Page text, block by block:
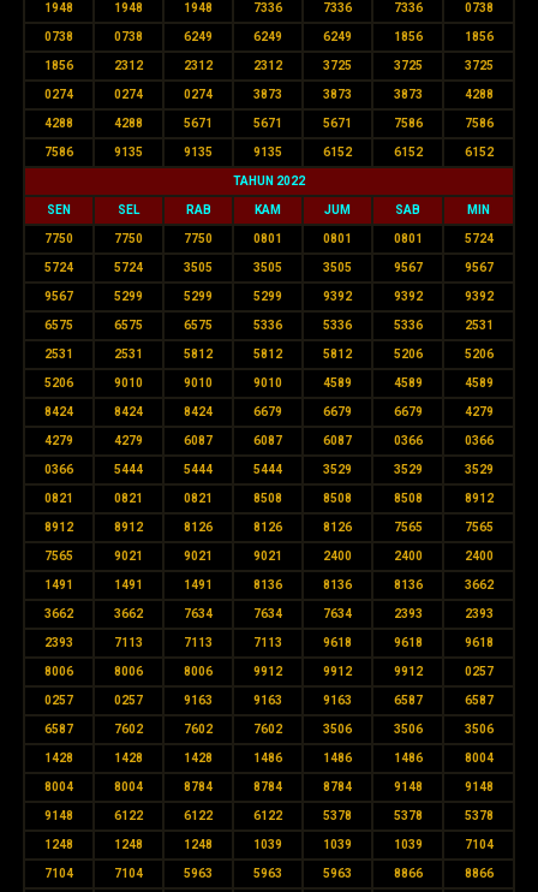
1948 1948 1948 7336 7336 7336 0738
0738 0738 6249 6249 6249 1856 1856
1856 2312 2312 2312 3725 3725 3725
0274 0274 0274 3873 3873 3873 4288
4288 4288 5671 5671 5671 7586 7586
7586 9135 9135 9135 6152 6152 6152
TAHUN 2022
SEN SEL RAB KAM JUM SAB MIN
7750 7750 7750 0801 0801 0801 5724
5724 5724 3505 3505 3505 9567 9567
9567 5299 5299 5299 9392 9392 9392
6575 6575 6575 5336 5336 5336 2531
2531 2531 5812 5812 5812 5206 5206
5206 9010 9010 9010 4589 4589 4589
8424 8424 8424 6679 6679 6679 4279
4279 4279 6087 6087 6087 0366 0366
0366 5444 5444 5444 3529 3529 3529
0821 0821 0821 8508 8508 8508 8912
8912 8912 8126 8126 8126 7565 7565
7565 9021 9021 9021 2400 2400 2400
1491 1491 1491 8136 8136 8136 3662
3662 3662 7634 7634 7634 2393 2393
2393 7113 7113 7113 9618 9618 9618
8006 8006 8006 9912 9912 9912 0257
0257 0257 9163 9163 9163 6587 6587
6587 7602 7602 7602 3506 3506 3506
1428 1428 1428 1486 1486 1486 8004
8004 8004 8784 8784 8784 9148 9148
9148 6122 6122 6122 5378 5378 5378
1248 1248 1248 1039 1039 1039 7104
7104 7104 5963 5963 5963 8866 8866